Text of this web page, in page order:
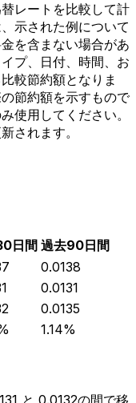
レートを比較して計
示された例について
を含まない場合があ
プ、日付、時間、お
較節約額となりま
節約額を示すもので
使用してください。
されます。
日間 過去90日間
0.0138
0.0131
0.0135
1.14%
と 0.0132の間で移